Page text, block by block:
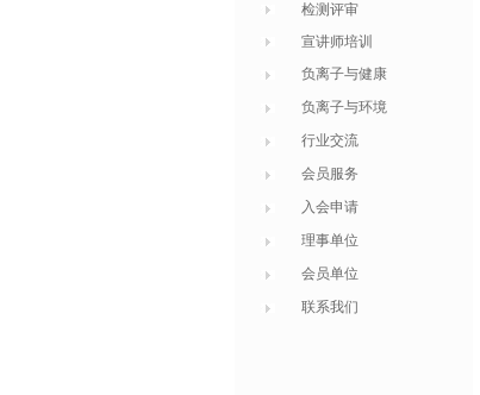
检测评审
宣讲师培训
负离子与健康
负离子与环境
行业交流
会员服务
入会申请
理事单位
会员单位
联系我们